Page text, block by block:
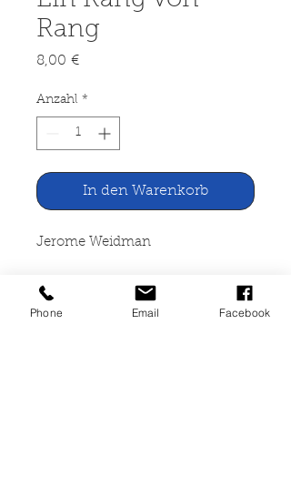
Rang
8,00 €Preis
Anzahl *
In den Warenkorb
Jerome Weidman
Ein Rang von Rang
Phone Email Facebook